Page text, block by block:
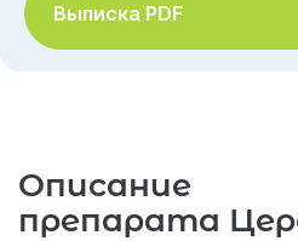
Выписка PDF
Описание
препарата